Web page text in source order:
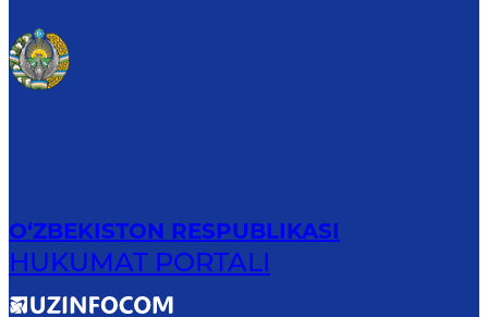
O‘ZBEKISTON RESPUBLIKASI
HUKUMAT PORTALI